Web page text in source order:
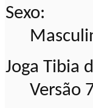
Sexo:
Joga Tibia
Versão